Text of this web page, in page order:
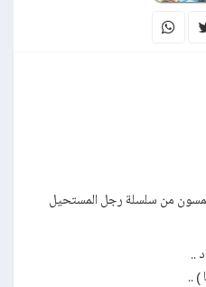
وخمسون من سلسلة رجل المستحيل
..
) ..